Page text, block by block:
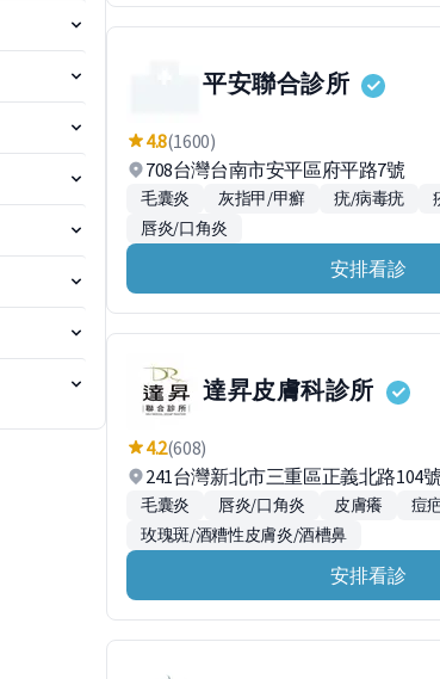
平安聯合診所
4.8(1600)
708台灣台南市安平區府平路7號
毛囊炎 灰指甲/甲癬 疣/病毒疣
唇炎/口角炎
安排看診
達昇皮膚科診所
4.2(608)
241台灣新北市三重區正義北路104號
毛囊炎 唇炎/口角炎 皮膚癢
痘
玫瑰斑/酒糟性皮膚炎/酒槽鼻
安排看診